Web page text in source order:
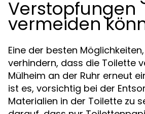
Verstopfungen
vermeiden
Eine der besten
verhindern, dass die Toilette
Mülheim an der Ruhr erneut
ist es, vorsichtig bei der
Materialien in der Toilette zu